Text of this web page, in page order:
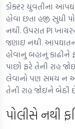
ડોક્ટર યુવતીના
હોવા છતા હજી સુધી
નથી. ઉપરાંત PI
જણાઇ નથી.
હોવાનું બહાનું કાઢીને
પાછો ફરે તેની રાહ
લેવાનો પણ સમય ન
તેની રાહ જોઇને બેઠી
પોલીસે નથી